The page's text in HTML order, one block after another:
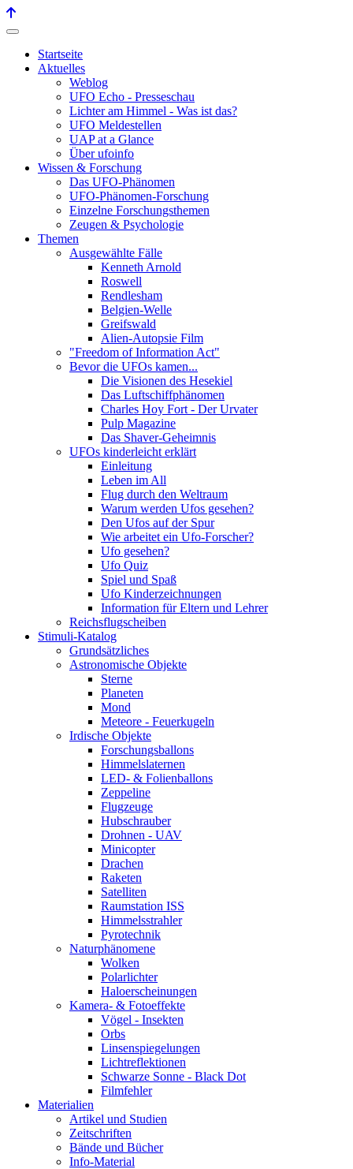
Startseite
Aktuelles
Weblog
UFO Echo - Presseschau
Lichter am Himmel - Was ist das?
UFO Meldestellen
UAP at a Glance
Über ufoinfo
Wissen & Forschung
Das UFO-Phänomen
UFO-Phänomen-Forschung
Einzelne Forschungsthemen
Zeugen & Psychologie
Themen
Ausgewählte Fälle
Kenneth Arnold
Roswell
Rendlesham
Belgien-Welle
Greifswald
Alien-Autopsie Film
"Freedom of Information Act"
Bevor die UFOs kamen...
Die Visionen des Hesekiel
Das Luftschiffphänomen
Charles Hoy Fort - Der Urvater
Pulp Magazine
Das Shaver-Geheimnis
UFOs kinderleicht erklärt
Einleitung
Leben im All
Flug durch den Weltraum
Warum werden Ufos gesehen?
Den Ufos auf der Spur
Wie arbeitet ein Ufo-Forscher?
Ufo gesehen?
Ufo Quiz
Spiel und Spaß
Ufo Kinderzeichnungen
Information für Eltern und Lehrer
Reichsflugscheiben
Stimuli-Katalog
Grundsätzliches
Astronomische Objekte
Sterne
Planeten
Mond
Meteore - Feuerkugeln
Irdische Objekte
Forschungsballons
Himmelslaternen
LED- & Folienballons
Zeppeline
Flugzeuge
Hubschrauber
Drohnen - UAV
Minicopter
Drachen
Raketen
Satelliten
Raumstation ISS
Himmelsstrahler
Pyrotechnik
Naturphänomene
Wolken
Polarlichter
Haloerscheinungen
Kamera- & Fotoeffekte
Vögel - Insekten
Orbs
Linsenspiegelungen
Lichtreflektionen
Schwarze Sonne - Black Dot
Filmfehler
Materialien
Artikel und Studien
Zeitschriften
Bände und Bücher
Info-Material